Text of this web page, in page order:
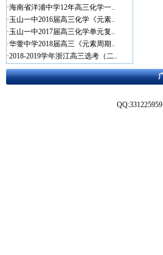
·海南省洋浦中学12年高三化学一..
·玉山一中2016届高三化学《元素..
·玉山一中2017届高三化学单元复..
·华蓥中学2018届高三《元素周期..
·2018-2019学年浙江高三选考（二..